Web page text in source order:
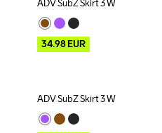
Outlet
ADV SubZ Skirt 3 W
34.98EUR
Outlet
ADV SubZ Skirt 3 W